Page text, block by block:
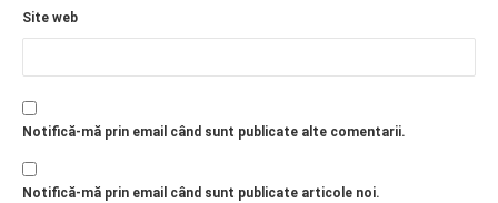
Site web
Notifică-mă prin email când sunt publicate alte comentarii.
Notifică-mă prin email când sunt publicate articole noi.